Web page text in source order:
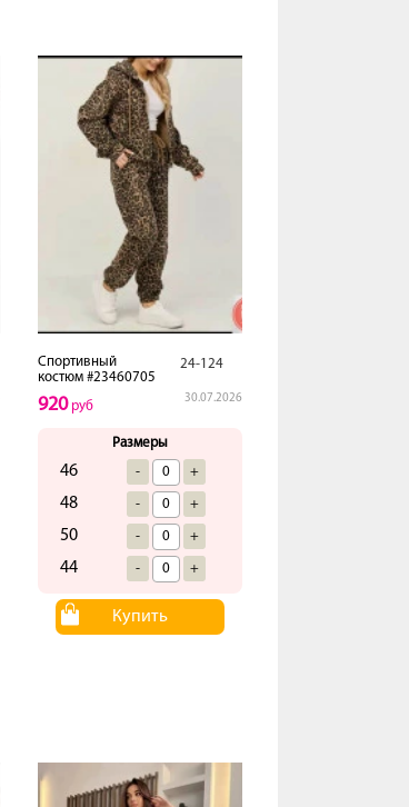
Спортивный
костюм #23460705
24-124
30.07.2026
920руб
Размеры
46 - +
48 - +
50 - +
44 - +
Купить